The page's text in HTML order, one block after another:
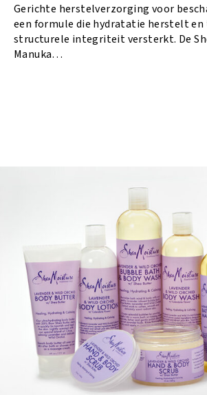
Gerichte herstelverzorging voor
een formule die hydratatie herstelt
structurele integriteit versterkt. De
Manuka…